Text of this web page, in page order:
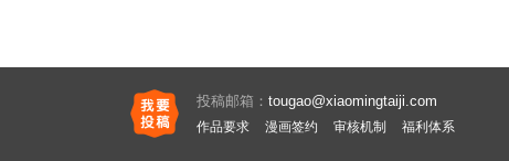
投稿邮箱： tougao@xiaomingtaiji.com
作品要求 漫画签约 审核机制 福利体系